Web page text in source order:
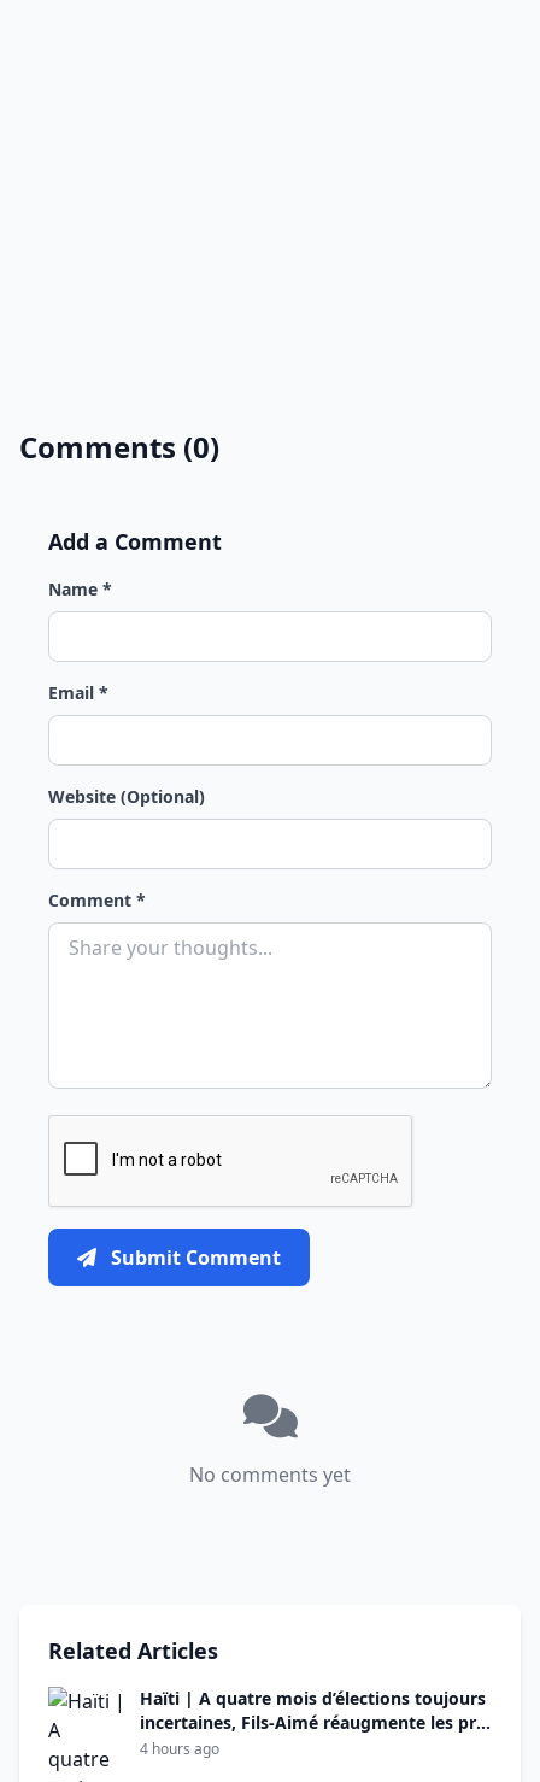
Comments (0)
Add a Comment
Name *
Email *
Website (Optional)
Comment *
Submit Comment
No comments yet
Related Articles
Haïti | A quatre mois d’élections toujours
incertaines, Fils-Aimé réaugmente les prix
du carburant : jusqu’à 75 gourdes de plus
4 hours ago